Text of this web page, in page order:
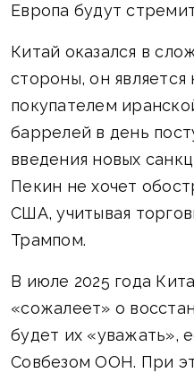
Европа будут
Китай оказался в
стороны, он
покупателем
баррелей в день
введения новых
Пекин не хочет
США, учитывая
Трампом.
В июле 2025 года
«сожалеет» о
будет их «уважать»,
Совбезом ООН. При